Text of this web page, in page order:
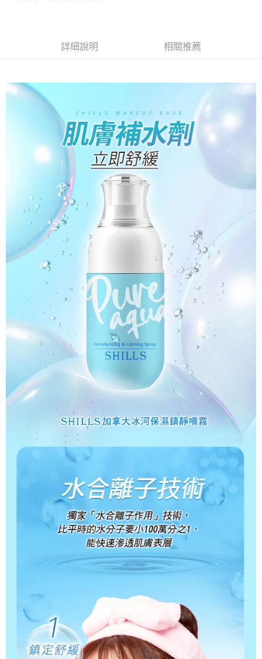
7-11取貨付款
每筆NT$85，滿NT$499(含以上)免運費
付款後7-11取貨
每筆NT$85，滿NT$499(含以上)免運費
每筆NT$85，滿NT$499(含以上)免運費
國家/地區配送
詳細說明 相關推薦